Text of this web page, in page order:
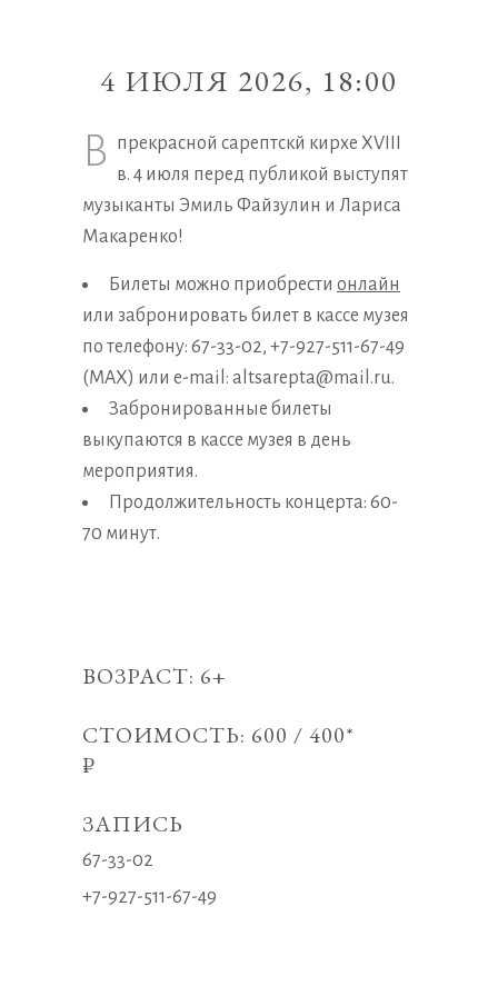
4 ИЮЛЯ 2026, 18:00
В
прекрасной сарептскй кирхе XVIII
в. 4 июля перед публикой выступят
музыканты Эмиль Файзулин и Лариса
Макаренко!
Билеты можно приобрести онлайн
или забронировать билет в кассе музея
по телефону: 67-33-02, +7-927-511-67-49
(MAX) или e-mail: altsarepta@mail.ru.
Забронированные билеты
выкупаются в кассе музея в день
мероприятия.
Продолжительность концерта: 60-
70 минут.
ВОЗРАСТ: 6+
СТОИМОСТЬ: 600 / 400*
₽
ЗАПИСЬ
67-33-02
+7-927-511-67-49